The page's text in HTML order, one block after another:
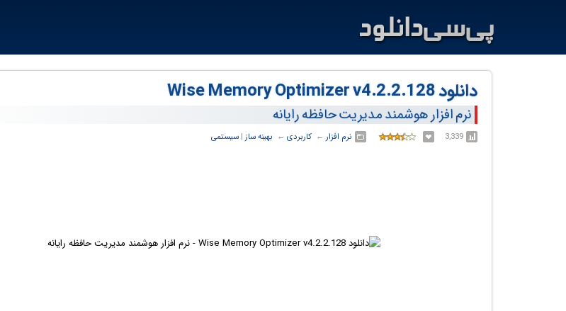
دانلود Wise Memory Optimizer v4.2.2.128
نرم افزار هوشمند مدیریت حافظه رایانه
3,339 نرم افزار ← ‏ کاربردی ← ‏ بهینه ساز ‏| سیستمی